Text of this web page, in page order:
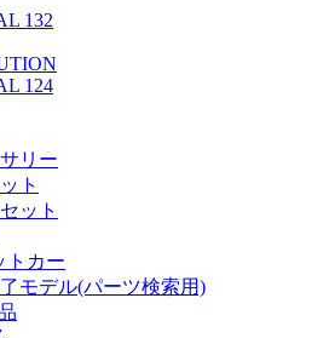
132
124
リー
ト
ット
トカー
モデル(パーツ検索用)